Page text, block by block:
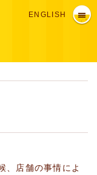
ENGLISH
、店舗の事情によ